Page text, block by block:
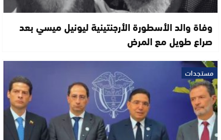
وفاة والد الأسطورة الأرجنتينية ليونيل ميسي بعد
صراع طويل مع المرض
مستجدات